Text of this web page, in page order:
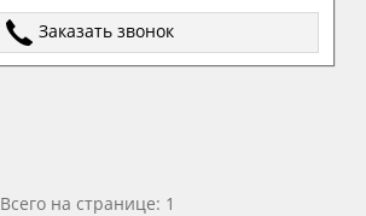
Заказать звонок
Всего на странице: 1